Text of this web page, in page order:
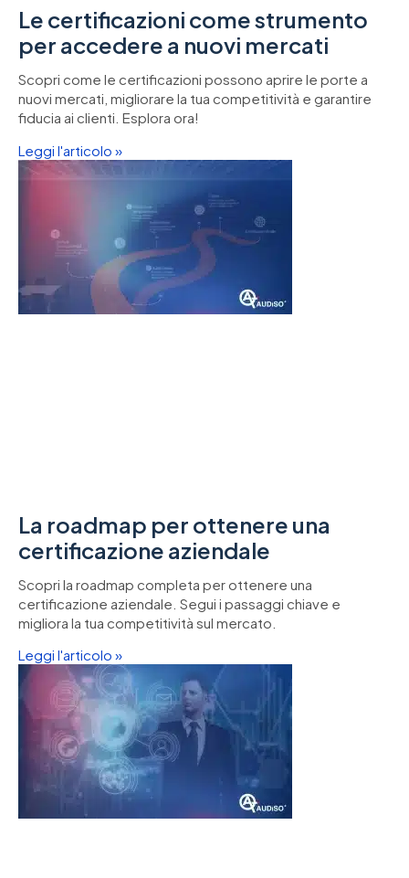
Le certificazioni come strumento
per accedere a nuovi mercati
Scopri come le certificazioni possono aprire le porte a
nuovi mercati, migliorare la tua competitività e garantire
fiducia ai clienti. Esplora ora!
Leggi l'articolo »
La roadmap per ottenere una
certificazione aziendale
Scopri la roadmap completa per ottenere una
certificazione aziendale. Segui i passaggi chiave e
migliora la tua competitività sul mercato.
Leggi l'articolo »